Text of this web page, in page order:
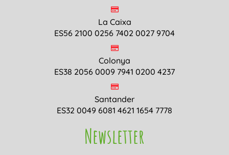
La Caixa
ES56 2100 0256 7402 0027 9704
Colonya
ES38 2056 0009 7941 0200 4237
Santander
ES32 0049 6081 4621 1654 7778
Newsletter